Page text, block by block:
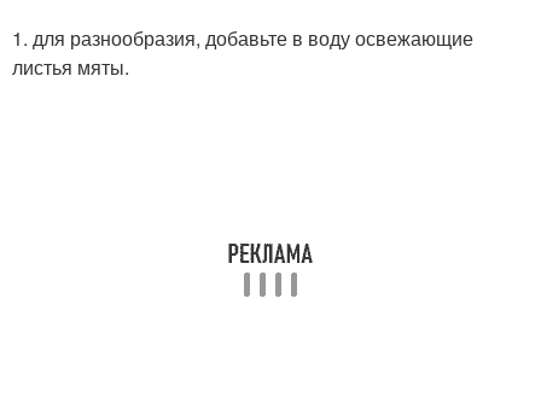
1. для разнообразия, добавьте в воду освежающие
листья мяты.